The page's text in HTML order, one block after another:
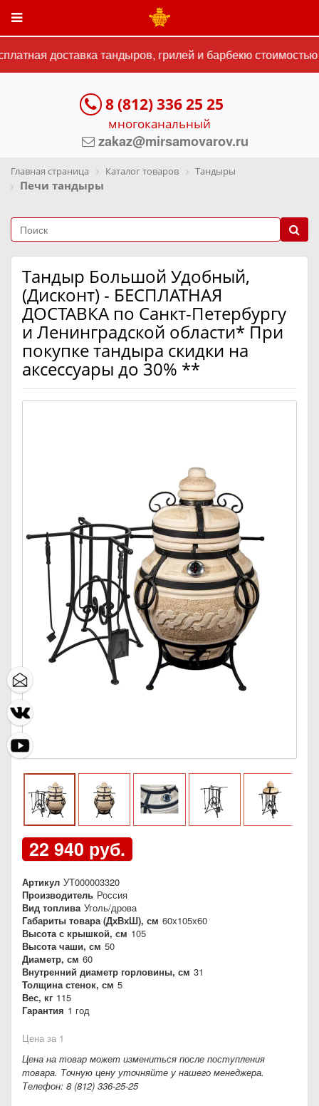
доставка тандыров, грилей и барбекю стоимостью
8 (812) 336 25 25
многоканальный
zakaz@mirsamovarov.ru
Главная страница Каталог товаров Тандыры
Печи тандыры
Тандыр Большой Удобный,
(Дисконт) - БЕСПЛАТНАЯ
ДОСТАВКА по Санкт-Петербургу
и Ленинградской области* При
покупке тандыра скидки на
аксессуары до 30% **
22 940 руб.
Артикул УТ000003320
Производитель Россия
Вид топлива Уголь/дрова
Габариты товара (ДхВхШ), см 60х105х60
Высота с крышкой, см 105
Высота чаши, см 50
Диаметр, см 60
Внутренний диаметр горловины, см 31
Толщина стенок, см 5
Вес, кг 115
Гарантия 1 год
Цена за 1
Цена на товар может измениться после поступления
товара. Точную цену уточняйте у нашего менеджера.
Телефон: 8 (812) 336-25-25